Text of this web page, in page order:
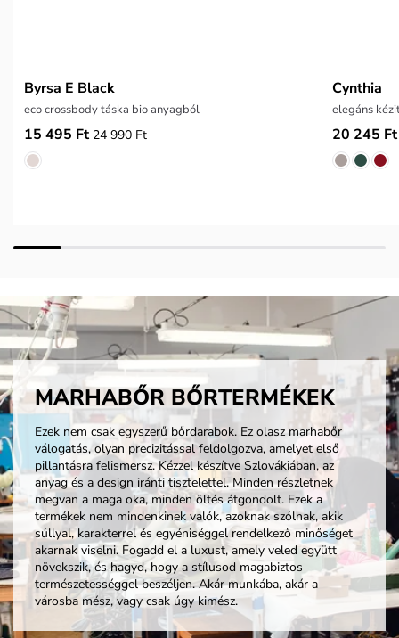
Byrsa E Black
eco crossbody táska bio anyagból
15 495 Ft 24 990 Ft
Cynthia
elegáns
20 245 Ft
MARHABŐR BŐRTERMÉKEK
Ezek nem csak egyszerű bőrdarabok. Ez olasz marhabőr
válogatás, olyan precizitással feldolgozva, amelyet első
pillantásra felismersz. Kézzel készítve Szlovákiában, az
anyag és a design iránti tisztelettel. Minden részletnek
megvan a maga oka, minden öltés átgondolt. Ezek a
termékek nem mindenkinek valók, azoknak szólnak, akik
súllyal, karakterrel és egyéniséggel rendelkező minőséget
akarnak viselni. Fogadd el a luxust, amely veled együtt
növekszik, és hagyd, hogy a stílusod magabiztos
természetességgel beszéljen. Akár munkába, akár a
városba mész, vagy csak úgy kimész.